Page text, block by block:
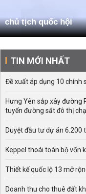
chủ tịch quốc hội
TIN MỚI NHẤT
Đề xuất áp dụng 10 chính
Hưng Yên sắp xây đường
tuyến đường sắt đô thị
Duyệt đầu tư dự án 6.200
Keppel thoái toàn bộ vốn
Thiết kế quốc lộ 13 mở
Doanh thu cho thuê đất